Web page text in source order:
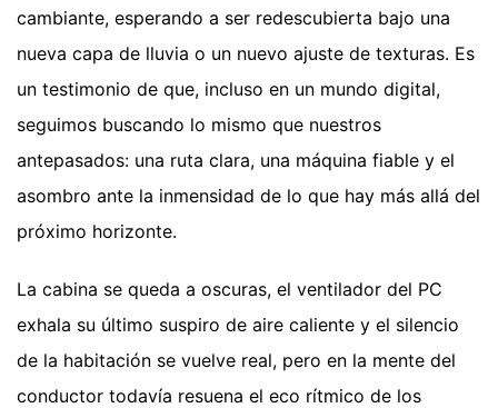
cambiante, esperando a ser redescubierta bajo una
nueva capa de lluvia o un nuevo ajuste de texturas. Es
un testimonio de que, incluso en un mundo digital,
seguimos buscando lo mismo que nuestros
antepasados: una ruta clara, una máquina fiable y el
asombro ante la inmensidad de lo que hay más allá del
próximo horizonte.
La cabina se queda a oscuras, el ventilador del PC
exhala su último suspiro de aire caliente y el silencio
de la habitación se vuelve real, pero en la mente del
conductor todavía resuena el eco rítmico de los